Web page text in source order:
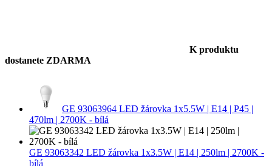
K produktu
dostanete ZDARMA
GE 93063964 LED žárovka 1x5.5W | E14 | P45 |
470lm | 2700K - bílá
GE 93063342 LED žárovka 1x3.5W | E14 | 250lm | 2700K -
bílá